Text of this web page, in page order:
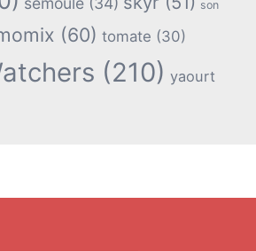
son
(60) tomate (30)
(210) yaourt